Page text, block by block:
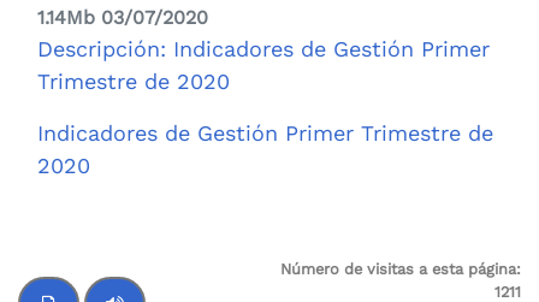
1.14Mb 03/07/2020
Descripción: Indicadores de Gestión Primer
Trimestre de 2020
Indicadores de Gestión Primer Trimestre de
2020
Número de visitas a esta página:
1211